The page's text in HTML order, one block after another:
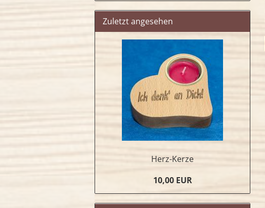
Zuletzt angesehen
Herz-Kerze
10,00 EUR